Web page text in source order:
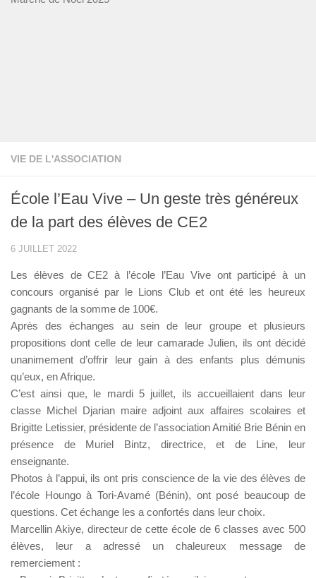
VIE DE L'ASSOCIATION
École l’Eau Vive – Un geste très généreux
de la part des élèves de CE2
6 JUILLET 2022
Les élèves de CE2 à l’école l’Eau Vive ont participé à un
concours organisé par le Lions Club et ont été les heureux
gagnants de la somme de 100€.
Après des échanges au sein de leur groupe et plusieurs
propositions dont celle de leur camarade Julien, ils ont décidé
unanimement d’offrir leur gain à des enfants plus démunis
qu’eux, en Afrique.
C’est ainsi que, le mardi 5 juillet, ils accueillaient dans leur
classe Michel Djarian maire adjoint aux affaires scolaires et
Brigitte Letissier, présidente de l’association Amitié Brie Bénin en
présence de Muriel Bintz, directrice, et de Line, leur
enseignante.
Photos à l’appui, ils ont pris conscience de la vie des élèves de
l’école Houngo à Tori-Avamé (Bénin), ont posé beaucoup de
questions. Cet échange les a confortés dans leur choix.
Marcellin Akiye, directeur de cette école de 6 classes avec 500
élèves, leur a adressé un chaleureux message de
remerciement :